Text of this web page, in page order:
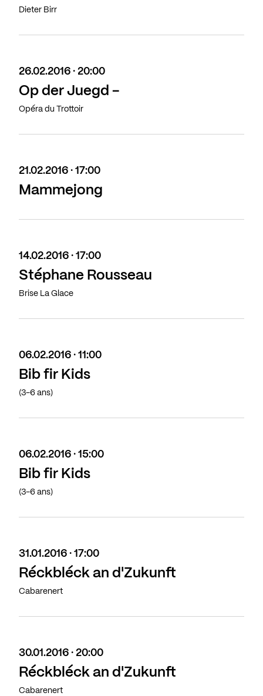
Dieter Birr
26.02.2016 · 20:00
Op der Juegd -
Opéra du Trottoir
21.02.2016 · 17:00
Mammejong
14.02.2016 · 17:00
Stéphane Rousseau
Brise La Glace
06.02.2016 · 11:00
Bib fir Kids
(3-6 ans)
06.02.2016 · 15:00
Bib fir Kids
(3-6 ans)
31.01.2016 · 17:00
Réckbléck an d'Zukunft
Cabarenert
30.01.2016 · 20:00
Réckbléck an d'Zukunft
Cabarenert